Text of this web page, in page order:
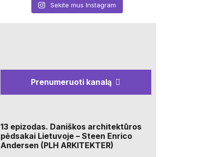
Sekite mus Instagram
Prenumeruoti kanalą
13 epizodas. Daniškos architektūros
pėdsakai Lietuvoje – Steen Enrico
Andersen (PLH ARKITEKTER)